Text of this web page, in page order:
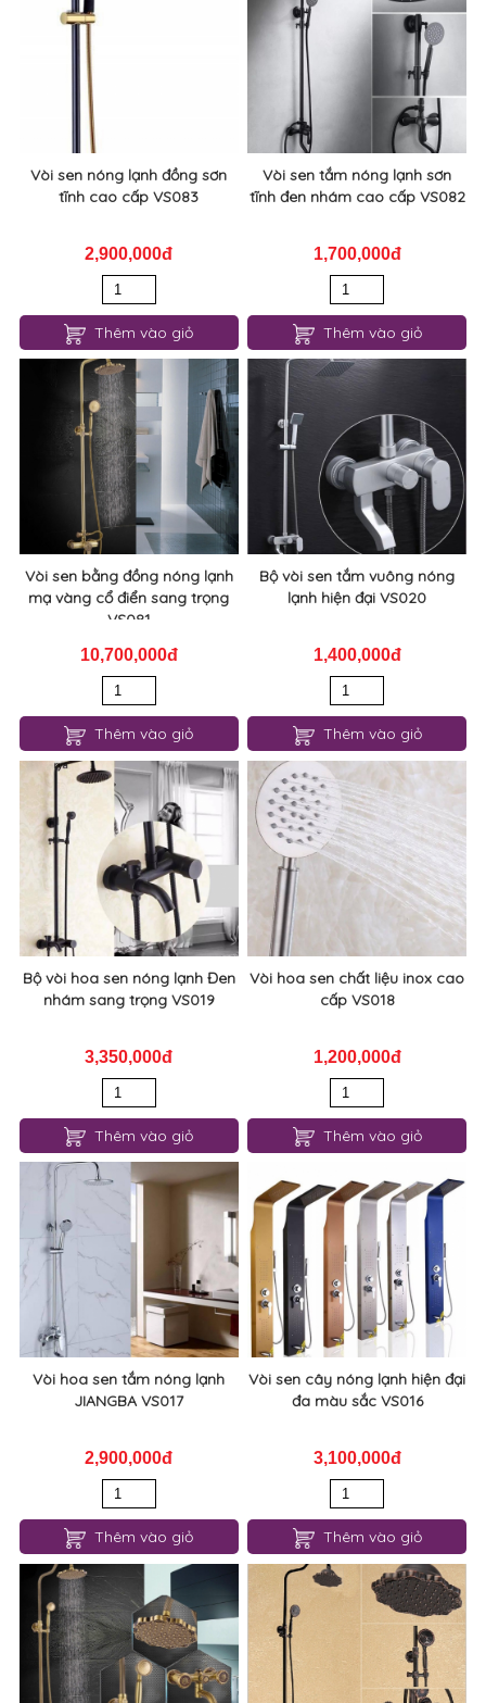
Vòi sen nóng lạnh đồng sơn
tĩnh cao cấp VS083
2,900,000đ
Thêm vào giỏ
Vòi sen tắm nóng lạnh sơn
tĩnh đen nhám cao cấp VS082
1,700,000đ
Thêm vào giỏ
Vòi sen bằng đồng nóng lạnh
mạ vàng cổ điển sang trọng
VS081
10,700,000đ
Thêm vào giỏ
Bộ vòi sen tắm vuông nóng
lạnh hiện đại VS020
1,400,000đ
Thêm vào giỏ
Bộ vòi hoa sen nóng lạnh Đen
nhám sang trọng VS019
3,350,000đ
Thêm vào giỏ
Vòi hoa sen chất liệu inox cao
cấp VS018
1,200,000đ
Thêm vào giỏ
Vòi hoa sen tắm nóng lạnh
JIANGBA VS017
2,900,000đ
Thêm vào giỏ
Vòi sen cây nóng lạnh hiện đại
đa màu sắc VS016
3,100,000đ
Thêm vào giỏ